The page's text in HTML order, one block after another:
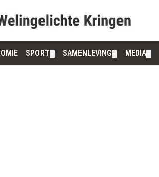
SPORT SAMENLEVING MEDIA